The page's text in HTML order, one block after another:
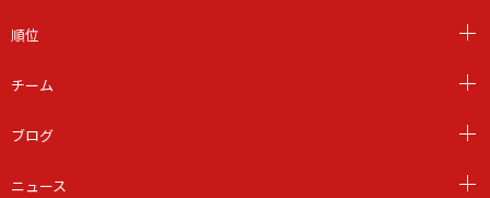
順位
チーム
ブログ
ニュース